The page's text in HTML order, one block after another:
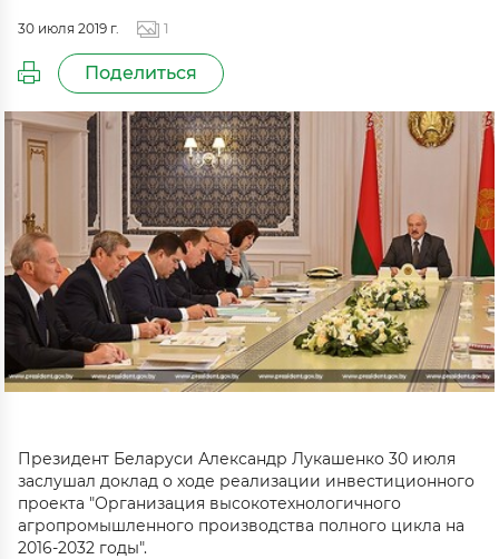
30 июля 2019 г. 1
Поделиться
Президент Беларуси Александр Лукашенко 30 июля
заслушал доклад о ходе реализации инвестиционного
проекта "Организация высокотехнологичного
агропромышленного производства полного цикла на
2016-2032 годы".